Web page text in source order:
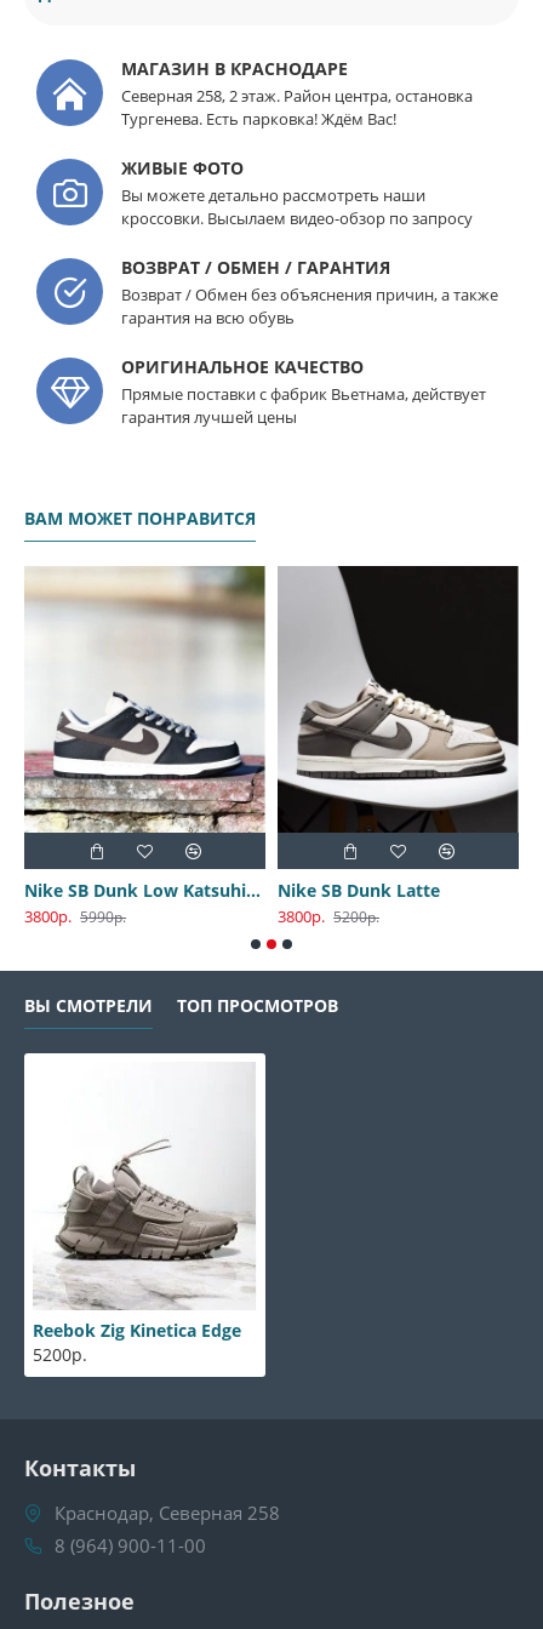
МАГАЗИН В КРАСНОДАРЕ
Северная 258, 2 этаж. Район центра, остановка
Тургенева. Есть парковка! Ждём Вас!
ЖИВЫЕ ФОТО
Вы можете детально рассмотреть наши
кроссовки. Высылаем видео-обзор по запросу
ВОЗВРАТ / ОБМЕН / ГАРАНТИЯ
Возврат / Обмен без объяснения причин, а также
гарантия на всю обувь
ОРИГИНАЛЬНОЕ КАЧЕСТВО
Прямые поставки с фабрик Вьетнама, действует
гарантия лучшей цены
ВАМ МОЖЕТ ПОНРАВИТСЯ
Nike SB Dunk Low Katsuhiro Otomo
3800р. 5990р.
Nike SB Dunk Latte
3800р. 5200р.
ВЫ СМОТРЕЛИ ТОП ПРОСМОТРОВ
Reebok Zig Kinetica Edge
5200р.
Контакты
Краснодар, Северная 258
8 (964) 900-11-00
Полезное